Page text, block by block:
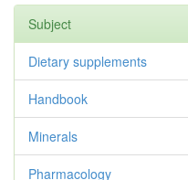
Subject
Dietary supplements
Handbook
Minerals
Pharmacology